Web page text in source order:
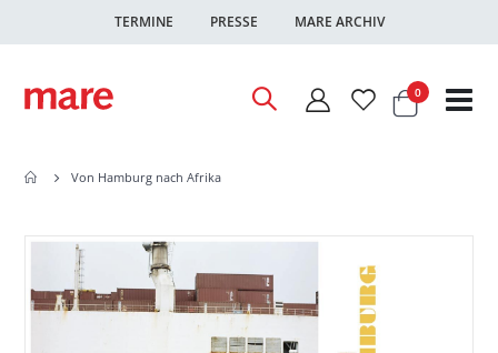
TERMINE PRESSE MARE ARCHIV
Warenkorb
0Artikel
Von Hamburg nach Afrika
Zum
der
Zum
Anfang
der